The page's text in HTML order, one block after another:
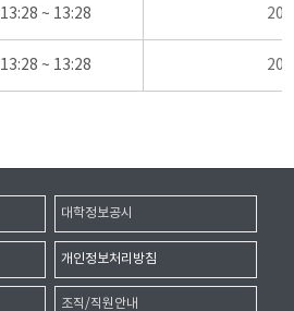
13:28 ~ 13:28
13:28 ~ 13:28
대학정보공시
개인정보처리방침
조직/직원안내